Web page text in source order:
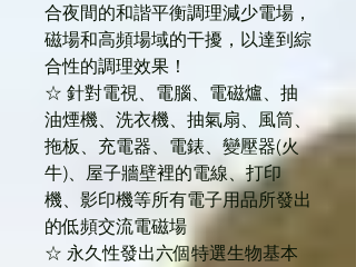
合夜間的和諧平衡調理減少電場，
磁場和高頻場域的干擾，以達到綜
合性的調理效果！
☆ 針對電視、電腦、電磁爐、抽
油煙機、洗衣機、抽氣扇、風筒、
拖板、充電器、電錶、變壓器(火
牛)、屋子牆壁裡的電線、打印
機、影印機等所有電子用品所發出
的低頻交流電磁場
☆ 永久性發出六個特選生物基本